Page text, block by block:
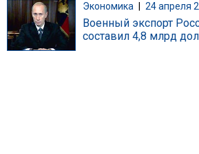
Экономика 24 апреля
Военный экспорт
составил 4,8 млрд